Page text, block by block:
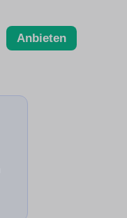
Anbieten